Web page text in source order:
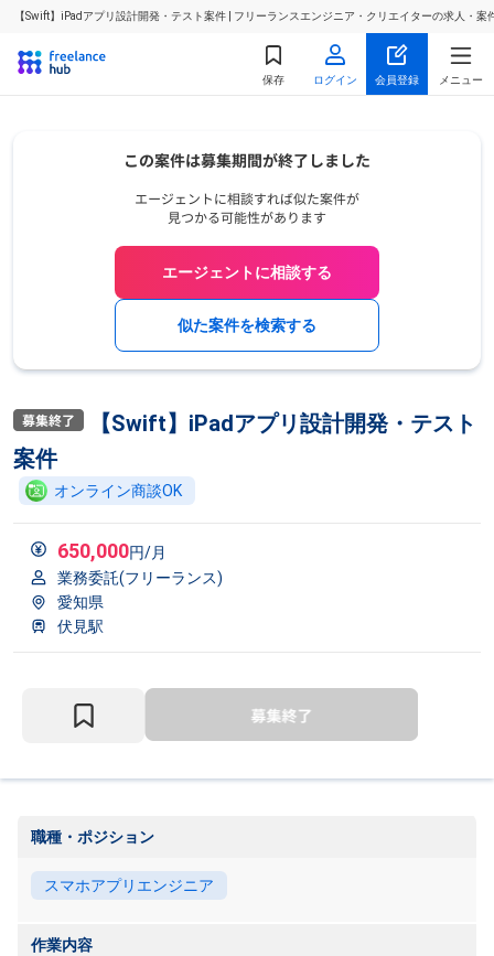
【Swift】iPadアプリ設計開発・テスト案件 | フリーランスエンジニア・クリエイターの求人・案
保存 ログイン 会員登録 メニュー
エージェントに相談する
似た案件を検索する
【Swift】iPadアプリ設計開発・テスト
案件
オンライン商談OK
650,000円/月
業務委託(フリーランス)
愛知県
伏見駅
職種・ポジション
スマホアプリエンジニア
作業内容